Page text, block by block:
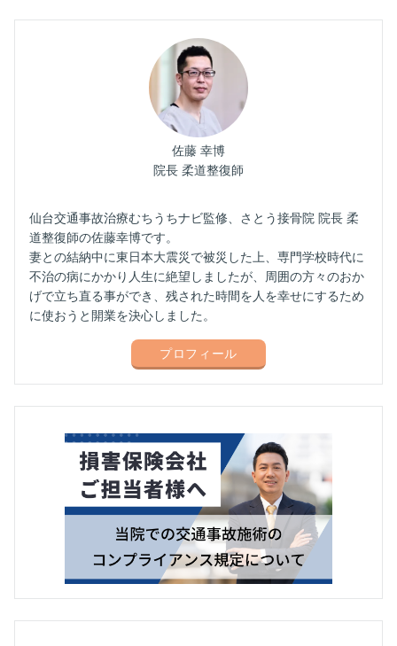
佐藤 幸博
院長 柔道整復師
仙台交通事故治療むちうちナビ監修、さとう接骨院 院長 柔
道整復師の佐藤幸博です。
妻との結納中に東日本大震災で被災した上、専門学校時代に
不治の病にかかり人生に絶望しましたが、周囲の方々のおか
げで立ち直る事ができ、残された時間を人を幸せにするため
に使おうと開業を決心しました。
プロフィール